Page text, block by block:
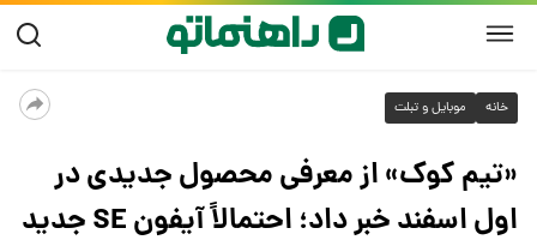
خانه موبایل و تبلت
«تیم کوک» از معرفی محصول جدیدی در
اول اسفند خبر داد؛ احتمالاً آیفون SE جدید